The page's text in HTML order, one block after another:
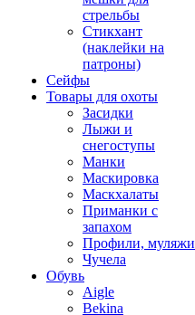
стрельбы
Стикхант
(наклейки на
патроны)
Сейфы
Товары для охоты
Засидки
Лыжи и
снегоступы
Манки
Маскировка
Маскхалаты
Приманки с
запахом
Профили, муляжи
Чучела
Обувь
Aigle
Bekina